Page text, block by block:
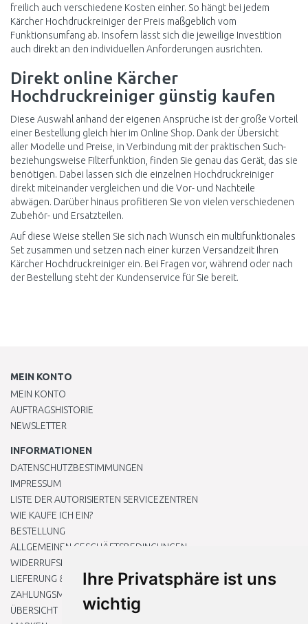
Ihre Privatsphäre ist uns
wichtig
freilich auch verschiedene Kosten einher. So hängt bei jedem
Kärcher Hochdruckreiniger der Preis maßgeblich vom
Funktionsumfang ab. Insofern lässt sich die jeweilige Investition
auch direkt an den individuellen Anforderungen ausrichten.
Direkt online Kärcher
Hochdruckreiniger günstig kaufen
Diese Auswahl anhand der eigenen Ansprüche ist der große Vorteil
einer Bestellung gleich hier im Online Shop. Dank der Übersicht
aller Modelle und Preise, in Verbindung mit der praktischen Such-
beziehungsweise Filterfunktion, finden Sie genau das Gerät, das sie
benötigen. Dabei lassen sich die einzelnen Hochdruckreiniger
direkt miteinander vergleichen und die Vor- und Nachteile
abwägen. Darüber hinaus profitieren Sie von vielen verschiedenen
Zubehör- und Ersatzteilen.
Auf diese Weise stellen Sie sich nach Wunsch ein multifunktionales
Set zusammen und setzen nach einer kurzen Versandzeit Ihren
Kärcher Hochdruckreiniger ein. Bei Fragen vor, während oder nach
der Bestellung steht der Kundenservice für Sie bereit.
MEIN KONTO
MEIN KONTO
AUFTRAGSHISTORIE
NEWSLETTER
INFORMATIONEN
DATENSCHUTZBESTIMMUNGEN
IMPRESSUM
LISTE DER AUTORISIERTEN SERVICEZENTREN
WIE KAUFE ICH EIN?
BESTELLUNG
ALLGEMEINEN GESCHÄFTSBEDINGUNGEN
WIDERRUFSRECHT
LIEFERUNG & ZAHLUNG
ZAHLUNGSMETHODEN
ÜBERSICHT